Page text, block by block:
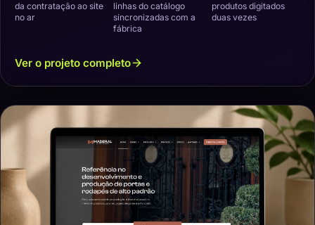
da contratação ao site
no ar
linhas do catálogo
sincronizadas com a
fábrica
produtos digitados
duas vezes
Ver o projeto completo